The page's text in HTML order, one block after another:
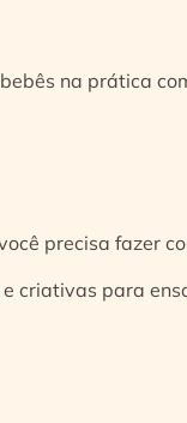
na prática
precisa fazer
criativas para